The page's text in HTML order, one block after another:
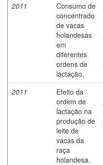
2011
Consumo de
concentrado
de vacas
holandesas
em
diferentes
ordens de
lactação.
2011
Efeito da
ordem de
lactação na
produção de
leite de
vacas da
raça
holandesa.